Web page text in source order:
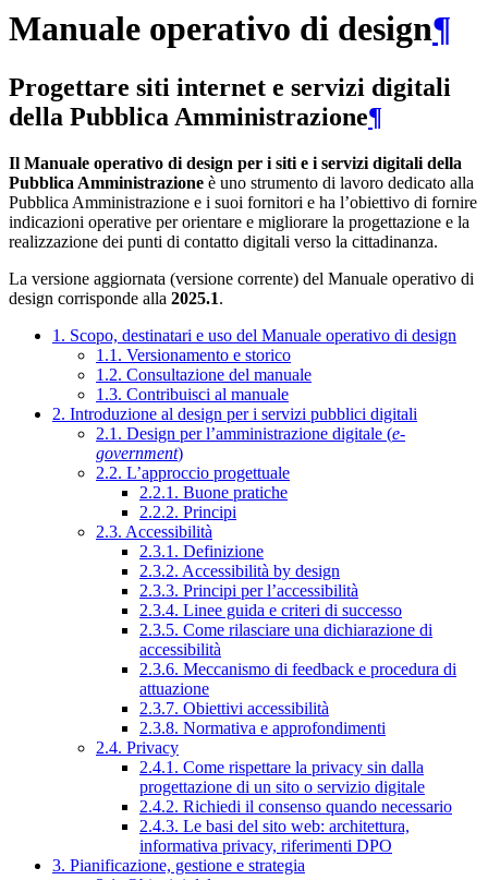
Manuale operativo di design¶
Progettare siti internet e servizi digitali
della Pubblica Amministrazione¶
Il Manuale operativo di design per i siti e i servizi digitali della
Pubblica Amministrazione è uno strumento di lavoro dedicato alla
Pubblica Amministrazione e i suoi fornitori e ha l’obiettivo di fornire
indicazioni operative per orientare e migliorare la progettazione e la
realizzazione dei punti di contatto digitali verso la cittadinanza.
La versione aggiornata (versione corrente) del Manuale operativo di
design corrisponde alla 2025.1.
1. Scopo, destinatari e uso del Manuale operativo di design
1.1. Versionamento e storico
1.2. Consultazione del manuale
1.3. Contribuisci al manuale
2. Introduzione al design per i servizi pubblici digitali
2.1. Design per l’amministrazione digitale (e-
government)
2.2. L’approccio progettuale
2.2.1. Buone pratiche
2.2.2. Principi
2.3. Accessibilità
2.3.1. Definizione
2.3.2. Accessibilità by design
2.3.3. Principi per l’accessibilità
2.3.4. Linee guida e criteri di successo
2.3.5. Come rilasciare una dichiarazione di
accessibilità
2.3.6. Meccanismo di feedback e procedura di
attuazione
2.3.7. Obiettivi accessibilità
2.3.8. Normativa e approfondimenti
2.4. Privacy
2.4.1. Come rispettare la privacy sin dalla
progettazione di un sito o servizio digitale
2.4.2. Richiedi il consenso quando necessario
2.4.3. Le basi del sito web: architettura,
informativa privacy, riferimenti DPO
3. Pianificazione, gestione e strategia